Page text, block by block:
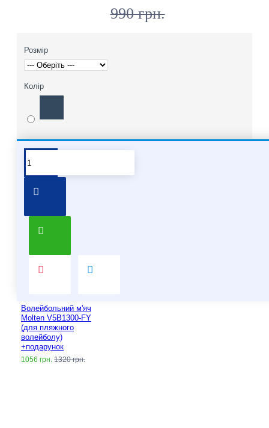
990 грн.
Розмір
Колір
Волейбольний м'яч
Molten V5B1300-FY
(для пляжного
волейболу)
+подарунок
1056 грн. 1320 грн.